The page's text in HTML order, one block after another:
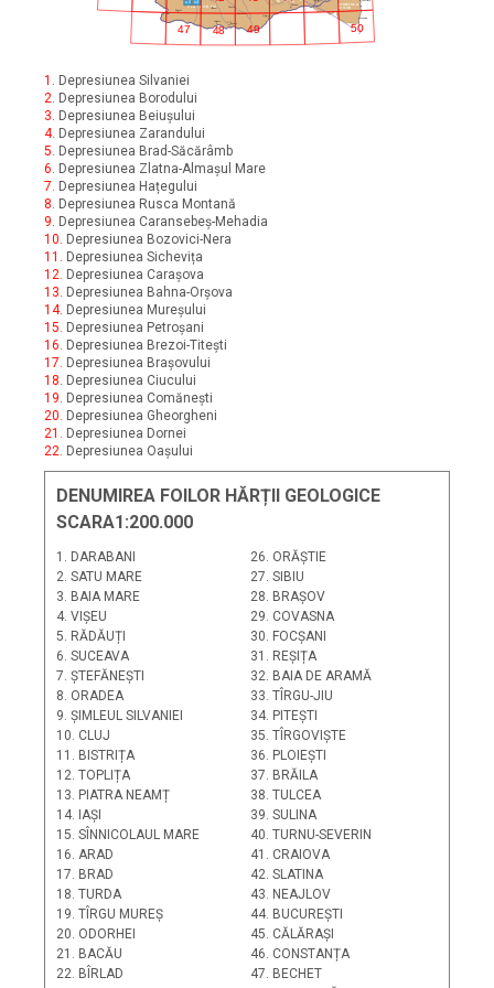
DOBROGEA
DE SUD
P L A T F O R M A
M O E
c3 c4
47 48 49 50
1. Depresiunea Silvaniei
2. Depresiunea Borodului
3. Depresiunea Beiușului
4. Depresiunea Zarandului
5. Depresiunea Brad-Săcărâmb
6. Depresiunea Zlatna-Almașul Mare
7. Depresiunea Hațegului
8. Depresiunea Rusca Montană
9. Depresiunea Caransebeș-Mehadia
10. Depresiunea Bozovici-Nera
11. Depresiunea Sichevița
12. Depresiunea Carașova
13. Depresiunea Bahna-Orșova
14. Depresiunea Mureșului
15. Depresiunea Petroșani
16. Depresiunea Brezoi-Titești
17. Depresiunea Brașovului
18. Depresiunea Ciucului
19. Depresiunea Comănești
20. Depresiunea Gheorgheni
21. Depresiunea Dornei
22. Depresiunea Oașului
DENUMIREA FOILOR HĂRȚII GEOLOGICE
SCARA1:200.000
1. DARABANI
2. SATU MARE
3. BAIA MARE
4. VIȘEU
5. RĂDĂUȚI
6. SUCEAVA
7. ȘTEFĂNEȘTI
8. ORADEA
9. ȘIMLEUL SILVANIEI
10. CLUJ
11. BISTRIȚA
12. TOPLIȚA
13. PIATRA NEAMȚ
14. IAȘI
15. SÎNNICOLAUL MARE
16. ARAD
17. BRAD
18. TURDA
19. TÎRGU MUREȘ
20. ODORHEI
21. BACĂU
22. BÎRLAD
26. ORĂȘTIE
27. SIBIU
28. BRAȘOV
29. COVASNA
30. FOCȘANI
31. REȘIȚA
32. BAIA DE ARAMĂ
33. TÎRGU-JIU
34. PITEȘTI
35. TÎRGOVIȘTE
36. PLOIEȘTI
37. BRĂILA
38. TULCEA
39. SULINA
40. TURNU-SEVERIN
41. CRAIOVA
42. SLATINA
43. NEAJLOV
44. BUCUREȘTI
45. CĂLĂRAȘI
46. CONSTANȚA
47. BECHET